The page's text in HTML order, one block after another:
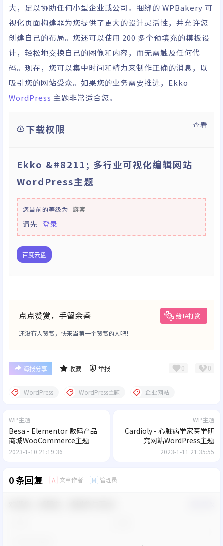
大，足以协助任何小型企业或公司。捆绑的 WPBakery 可
视化页面构建器为您提供了更大的设计灵活性，并允许您
创建自己的布局。您还可以使用 200 多个预填充的模板设
计，轻松地交换自己的图像和内容，而无需触及任何代
码。现在，您可以集中时间和精力来制作正确的消息，以
吸引您的网站受众。如果您的业务需要推进，Ekko
WordPress 主题非常适合您。
下载权限 查看
Ekko &#8211; 多行业可视化编辑网站
WordPress主题
您当前的等级为 游客
请先 登录
百度云盘
点点赞赏，手留余香 给TA打赏
还没有人赞赏，快来当第一个赞赏的人吧！
海报分享 收藏 举报 0 0
WordPress WordPress主题 企业网站
WP主题
Besa - Elementor 数码产品
商城WooCommerce主题
2023-1-10 21:19:36
WP主题
Cardioly - 心脏病学家医学研
究网站WordPress主题
2023-1-11 21:35:55
0 条回复 A 文章作者 M 管理员